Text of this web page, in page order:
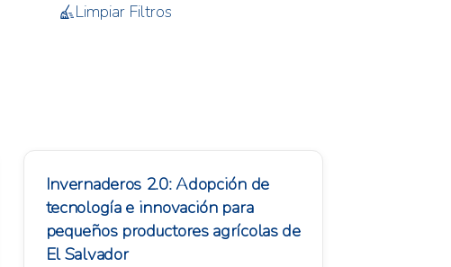
Limpiar Filtros
Invernaderos 2.0: Adopción de
tecnología e innovación para
pequeños productores agrícolas de
El Salvador